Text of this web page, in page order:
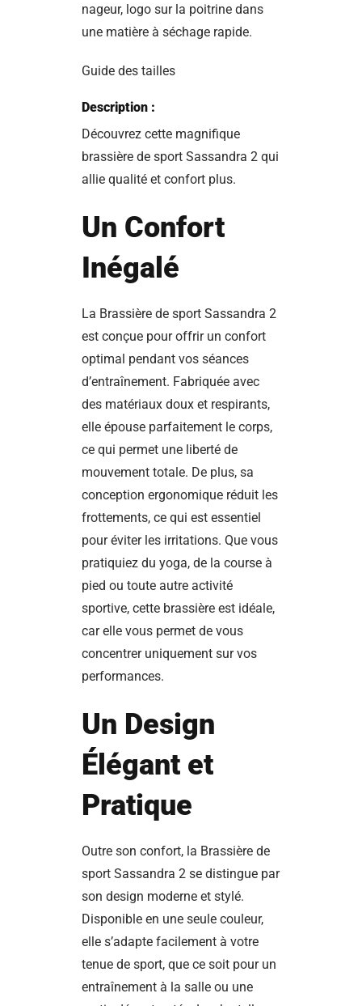
nageur, logo sur la poitrine dans
une matière à séchage rapide.
Guide des tailles
Description :
Découvrez cette magnifique
brassière de sport Sassandra 2 qui
allie qualité et confort plus.
Un Confort
Inégalé
La Brassière de sport Sassandra 2
est conçue pour offrir un confort
optimal pendant vos séances
d’entraînement. Fabriquée avec
des matériaux doux et respirants,
elle épouse parfaitement le corps,
ce qui permet une liberté de
mouvement totale. De plus, sa
conception ergonomique réduit les
frottements, ce qui est essentiel
pour éviter les irritations. Que vous
pratiquiez du yoga, de la course à
pied ou toute autre activité
sportive, cette brassière est idéale,
car elle vous permet de vous
concentrer uniquement sur vos
performances.
Un Design
Élégant et
Pratique
Outre son confort, la Brassière de
sport Sassandra 2 se distingue par
son design moderne et stylé.
Disponible en une seule couleur,
elle s’adapte facilement à votre
tenue de sport, que ce soit pour un
entraînement à la salle ou une